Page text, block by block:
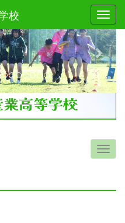
校
n
e
x
t